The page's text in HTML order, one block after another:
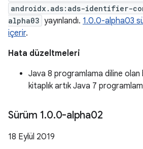
androidx.ads:ads-identifier-
alpha03 yayınlandı. 1.0.0-alpha03
içerir.
Hata düzeltmeleri
Java 8 programlama diline olan
kitaplık artık Java 7
Sürüm 1.0.0-alpha02
18 Eylül 2019